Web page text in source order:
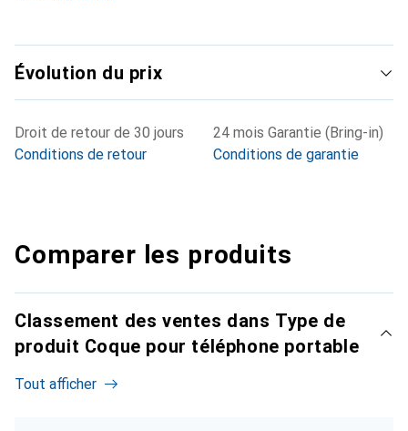
Évolution du prix
Droit de retour de 30 jours
Conditions de retour
24 mois Garantie (Bring-in)
Conditions de garantie
Comparer les produits
Classement des ventes dans Type de
produit Coque pour téléphone portable
Tout afficher